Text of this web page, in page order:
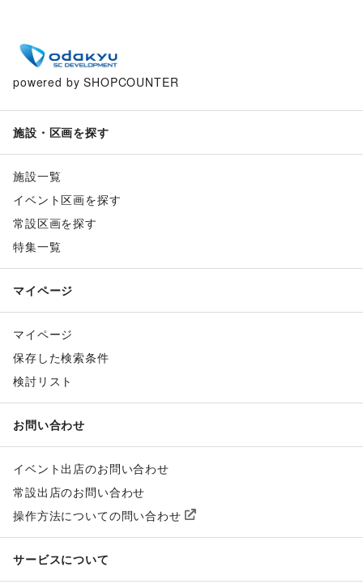
powered by SHOPCOUNTER
施設・区画を探す
施設一覧
イベント区画を探す
常設区画を探す
特集一覧
マイページ
マイページ
保存した検索条件
検討リスト
お問い合わせ
イベント出店のお問い合わせ
常設出店のお問い合わせ
操作方法についての問い合わせ
サービスについて